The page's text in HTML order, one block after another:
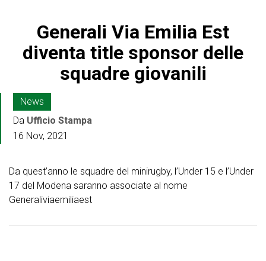
Generali Via Emilia Est
diventa title sponsor delle
squadre giovanili
News
Da Ufficio Stampa
16 Nov, 2021
Da quest’anno le squadre del minirugby, l’Under 15 e l’Under
17 del Modena saranno associate al nome
Generaliviaemiliaest